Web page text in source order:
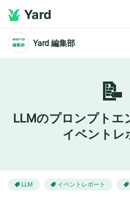
Yard
Yard 編集部
📝
LLMのプロンプトエ
イベントレ
LLM イベントレポート